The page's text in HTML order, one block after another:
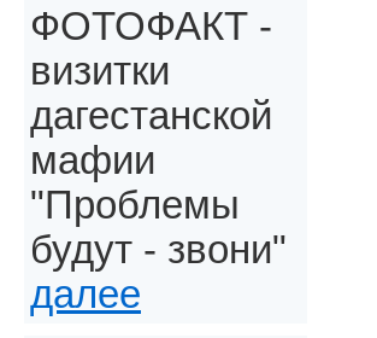
ФОТОФАКТ -
визитки
дагестанской
мафии
"Проблемы
будут - звони"
далее